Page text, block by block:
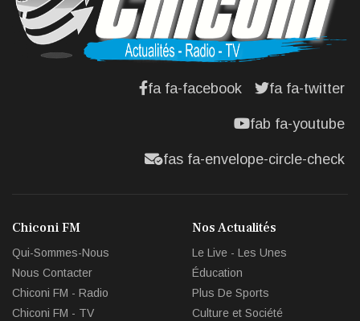
fa fa-facebook fa fa-twitter
fab fa-youtube
fas fa-envelope-circle-check
Chiconi FM
Qui-Sommes-Nous
Nous Contacter
Chiconi FM - Radio
Chiconi FM - TV
Nos Actualités
Le Live - Les Unes
Éducation
Plus De Sports
Culture et Société